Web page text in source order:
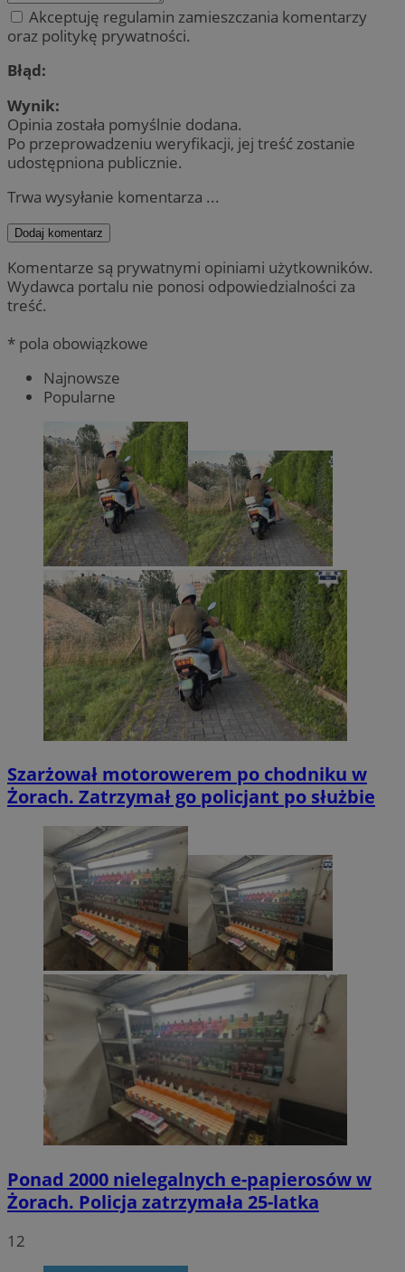
Akceptuję regulamin zamieszczania komentarzy
oraz politykę prywatności.
Błąd:
Wynik:
Opinia została pomyślnie dodana.
Po przeprowadzeniu weryfikacji, jej treść zostanie
udostępniona publicznie.
Trwa wysyłanie komentarza ...
Dodaj komentarz
Komentarze są prywatnymi opiniami użytkowników.
Wydawca portalu nie ponosi odpowiedzialności za
treść.
* pola obowiązkowe
Najnowsze
Popularne
Szarżował motorowerem po chodniku w
Żorach. Zatrzymał go policjant po służbie
Ponad 2000 nielegalnych e-papierosów w
Żorach. Policja zatrzymała 25-latka
12